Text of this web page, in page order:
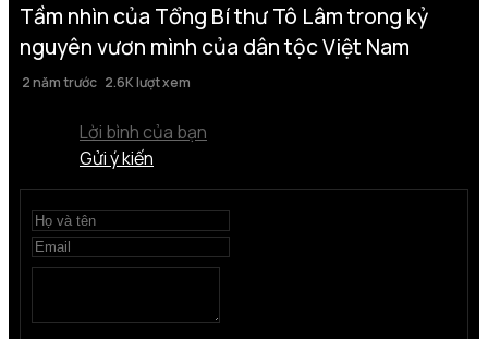
Tầm nhìn của Tổng Bí thư Tô Lâm trong kỷ
nguyên vươn mình của dân tộc Việt Nam
2 năm trước 2.6K lượt xem
Lời bình của bạn
Gửi ý kiến